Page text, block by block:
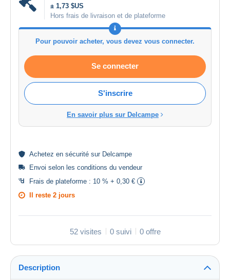
± 1,73 $US
Hors frais de livraison et de plateforme
Pour pouvoir acheter, vous devez vous connecter.
Se connecter
S'inscrire
En savoir plus sur Delcampe
Achetez en sécurité sur Delcampe
Envoi selon les conditions du vendeur
Frais de plateforme : 10 % + 0,30 €
Il reste 2 jours
52 visites 0 suivi 0 offre
Description